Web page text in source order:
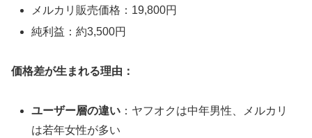
メルカリ販売価格：19,800円
純利益：約3,500円
価格差が生まれる理由：
ユーザー層の違い ：ヤフオクは中年男性、メルカリ
は若年女性が多い